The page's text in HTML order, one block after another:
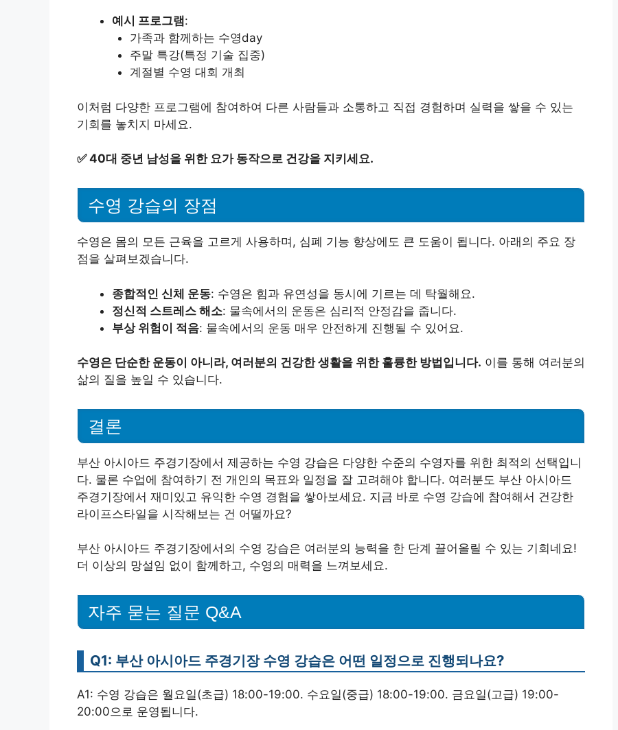
예시 프로그램:
가족과 함께하는 수영day
주말 특강(특정 기술 집중)
계절별 수영 대회 개최
이처럼 다양한 프로그램에 참여하여 다른 사람들과 소통하고 직접 경험하며 실력을 쌓을 수 있는
기회를 놓치지 마세요.
✅40대 중년 남성을 위한 요가 동작으로 건강을 지키세요.
수영 강습의 장점
수영은 몸의 모든 근육을 고르게 사용하며, 심폐 기능 향상에도 큰 도움이 됩니다. 아래의 주요 장
점을 살펴보겠습니다.
종합적인 신체 운동: 수영은 힘과 유연성을 동시에 기르는 데 탁월해요.
정신적 스트레스 해소: 물속에서의 운동은 심리적 안정감을 줍니다.
부상 위험이 적음: 물속에서의 운동 매우 안전하게 진행될 수 있어요.
수영은 단순한 운동이 아니라, 여러분의 건강한 생활을 위한 훌륭한 방법입니다. 이를 통해 여러분의
삶의 질을 높일 수 있습니다.
결론
부산 아시아드 주경기장에서 제공하는 수영 강습은 다양한 수준의 수영자를 위한 최적의 선택입니
다. 물론 수업에 참여하기 전 개인의 목표와 일정을 잘 고려해야 합니다. 여러분도 부산 아시아드
주경기장에서 재미있고 유익한 수영 경험을 쌓아보세요. 지금 바로 수영 강습에 참여해서 건강한
라이프스타일을 시작해보는 건 어떨까요?
부산 아시아드 주경기장에서의 수영 강습은 여러분의 능력을 한 단계 끌어올릴 수 있는 기회네요!
더 이상의 망설임 없이 함께하고, 수영의 매력을 느껴보세요.
자주 묻는 질문 Q&A
Q1: 부산 아시아드 주경기장 수영 강습은 어떤 일정으로 진행되나요?
A1: 수영 강습은 월요일(초급) 18:00-19:00. 수요일(중급) 18:00-19:00. 금요일(고급) 19:00-
20:00으로 운영됩니다.